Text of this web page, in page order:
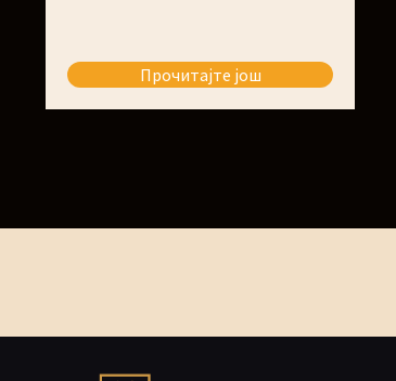
Прочитајте још